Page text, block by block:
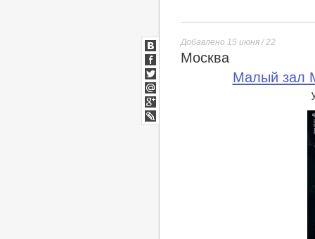
Добавлено 15 июня / 22
Москва
Малый зал
ВКонтакте
Facebook
Twitter
Мой
Мир
Google+
lj